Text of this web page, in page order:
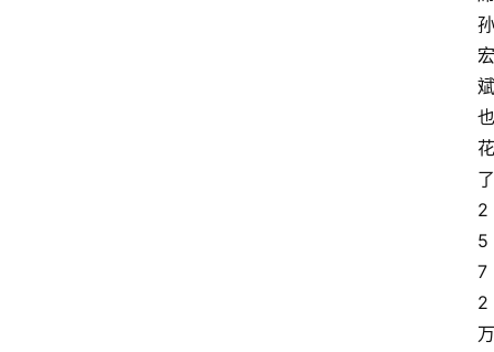
孙
宏
斌
也
花
了
2
5
7
2
万